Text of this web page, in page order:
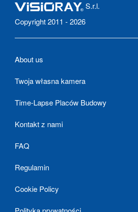
S.r.l.
Copyright 2011 - 2026
About us
Twoja własna kamera
Time-Lapse Placów Budowy
Kontakt z nami
FAQ
Regulamin
Cookie Policy